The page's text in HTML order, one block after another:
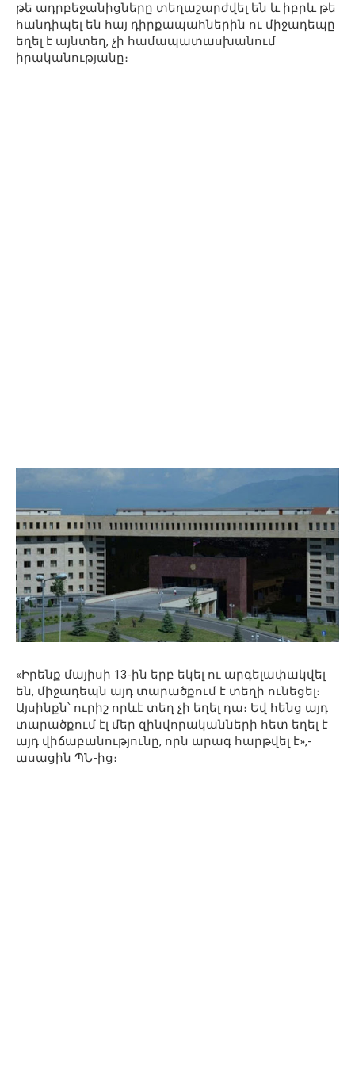
թե ադրբեջանիցները տեղաշարժվել են և իբրև թե
հանդիպել են հայ դիրքապահներին ու միջադեպը
եղել է այնտեղ, չի համապատասխանում
իրականությանը։
«Իրենք մայիսի 13-ին երբ եկել ու արգելափակվել
են, միջադեպն այդ տարածքում է տեղի ունեցել։
Այսինքն՝ ուրիշ որևէ տեղ չի եղել դա։ Եվ հենց այդ
տարածքում էլ մեր զինվորականների հետ եղել է
այդ վիճաբանությունը, որն արագ հարթվել է»,-
ասացին ՊՆ-ից։